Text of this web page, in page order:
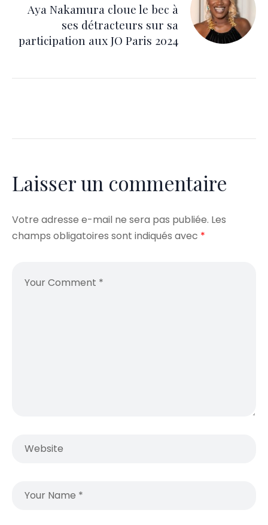
Aya Nakamura cloue le bec à
ses détracteurs sur sa
participation aux JO Paris 2024
Laisser un commentaire
Votre adresse e-mail ne sera pas publiée. Les
champs obligatoires sont indiqués avec *